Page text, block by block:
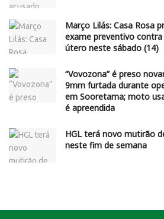
Março Lilás: Casa Rosa
exame preventivo
útero neste sábado (14)
“Vovozona” é preso
9mm furtada durante
em Sooretama; moto
é apreendida
HGL terá novo mutirão
neste fim de semana